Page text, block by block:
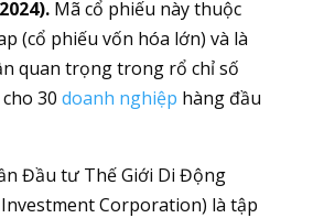
Mã cổ phiếu này thuộc
(cổ phiếu vốn hóa lớn) và là
quan trọng trong rổ chỉ số
30 doanh nghiệp hàng đầu
Đầu tư Thế Giới Di Động
Corporation) là tập